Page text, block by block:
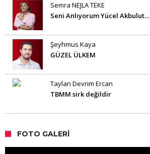
Semra NEJLA TEKE
Seni Anlıyorum Yücel Akbulut…
Şeyhmus Kaya
GÜZEL ÜLKEM
Taylan Devrim Ercan
TBMM sirk değildir
FOTO GALERI